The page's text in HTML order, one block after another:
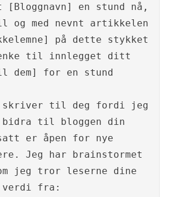
en stund nå,
og med nevnt artikkelen
på dette stykket
til innlegget ditt
dem] for en stund
skriver til deg fordi jeg
til bloggen din
er åpen for nye
Jeg har brainstormet
jeg tror leserne dine
fra: